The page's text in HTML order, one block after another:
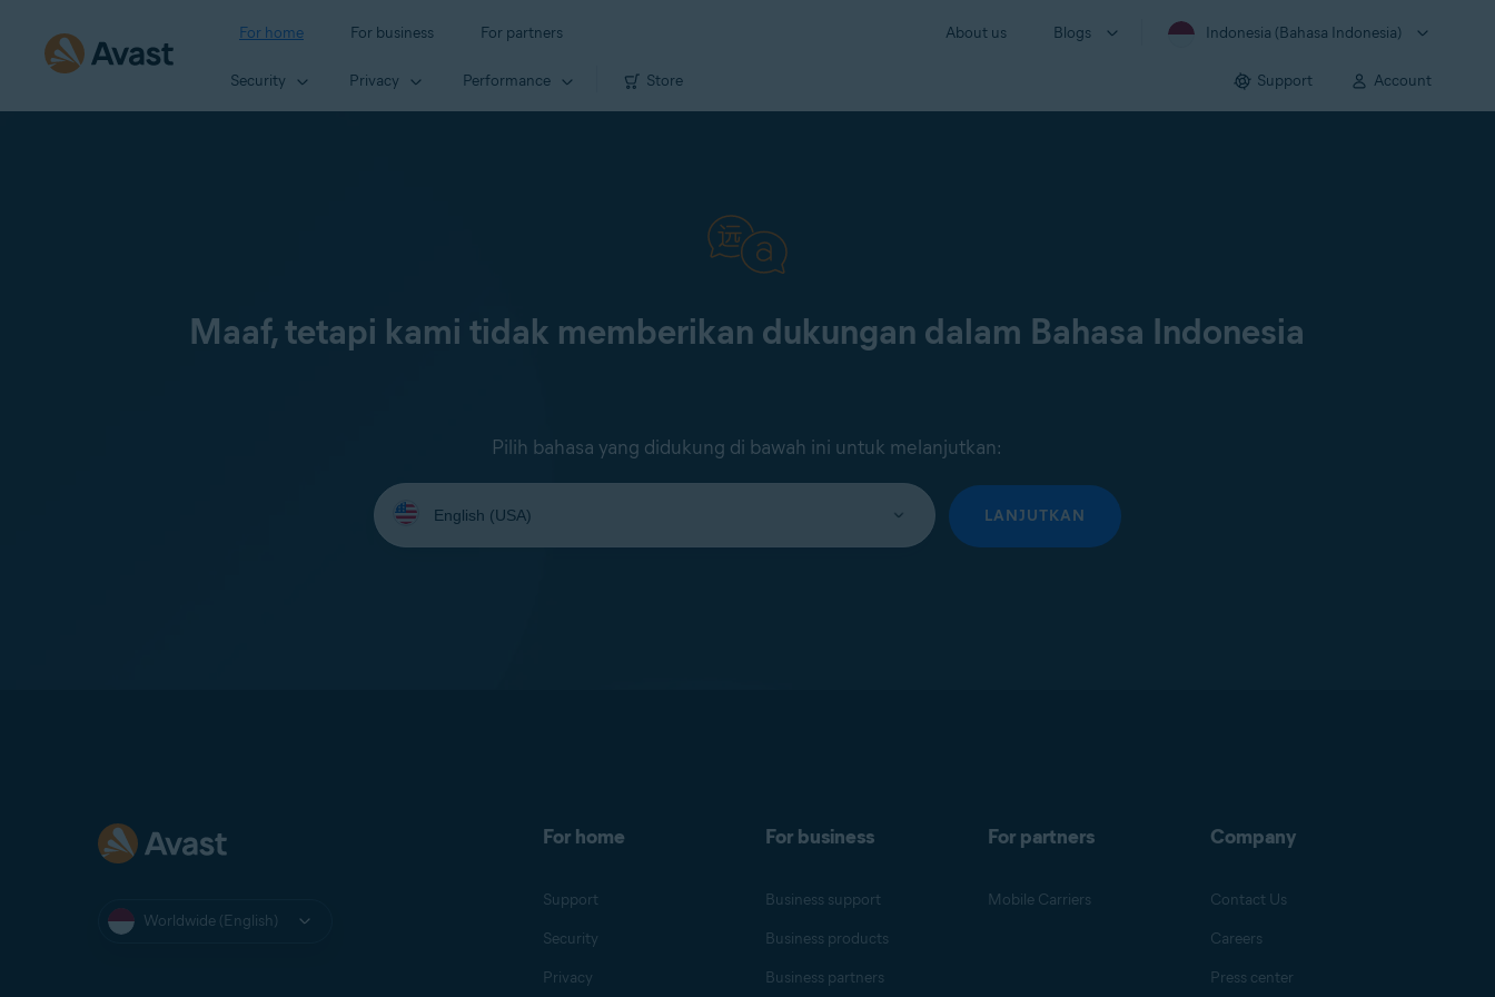
For home For business For partners About us Blogs Indonesia (Bahasa Indonesia)
Security Privacy Performance Store Support Account
Maaf, tetapi kami tidak memberikan dukungan dalam Bahasa Indonesia
Pilih bahasa yang didukung di bawah ini untuk melanjutkan:
Select
your
language:
LANJUTKAN
Worldwide (English)
For home
Support
Security
Privacy
For business
Business support
Business products
Business partners
For partners
Mobile Carriers
Company
Contact Us
Careers
Press center